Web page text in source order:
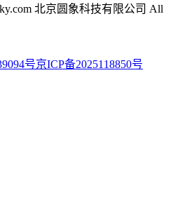
北京圆象科技有限公司 All
号京ICP备2025118850号